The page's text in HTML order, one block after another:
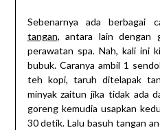
Sebenarnya ada berbagai
tangan, antara lain dengan
perawatan spa. Nah, kali ini
bubuk. Caranya ambil 1
teh kopi, taruh ditelapak
minyak zaitun jika tidak ada
goreng kemudia usapkan
30 detik. Lalu basuh tangan